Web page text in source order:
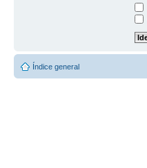
Índice general